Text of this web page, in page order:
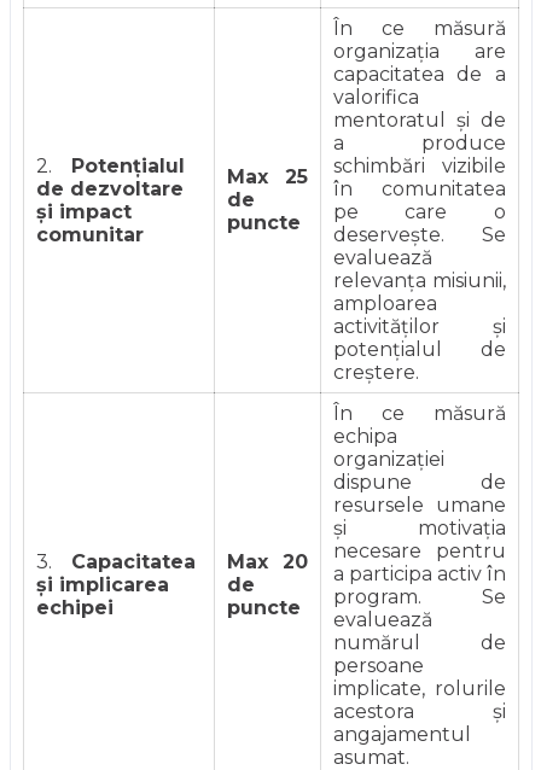
2. Potențialul
de dezvoltare
și impact
comunitar
Max 25
de
puncte
În ce măsură
organizația are
capacitatea de a
valorifica
mentoratul și de
a produce
schimbări vizibile
în comunitatea
pe care o
deservește. Se
evaluează
relevanța misiunii,
amploarea
activităților și
potențialul de
creștere.
3. Capacitatea
și implicarea
echipei
Max 20
de
puncte
În ce măsură
echipa
organizației
dispune de
resursele umane
și motivația
necesare pentru
a participa activ în
program. Se
evaluează
numărul de
persoane
implicate, rolurile
acestora și
angajamentul
asumat.